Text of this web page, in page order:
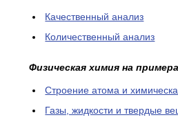
Качественный анализ
Количественный анализ
Физическая химия на
Cтроение атома и
Газы, жидкости и твердые